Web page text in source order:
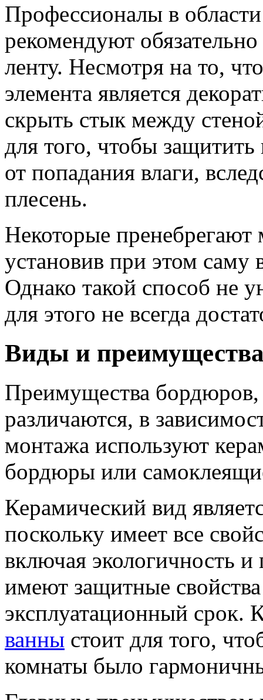
Профессионалы в
рекомендуют
ленту. Несмотря на то,
элемента является
скрыть стык между
для того, чтобы
от попадания влаги,
плесень.
Некоторые
установив при этом саму
Однако такой способ не
для этого не всегда
Виды и
Преимущества бордюров,
различаются, в
монтажа используют
бордюры или
Керамический вид
поскольку имеет все
включая экологичность
имеют защитные
эксплуатационный срок.
ванны стоит для того,
комнаты было